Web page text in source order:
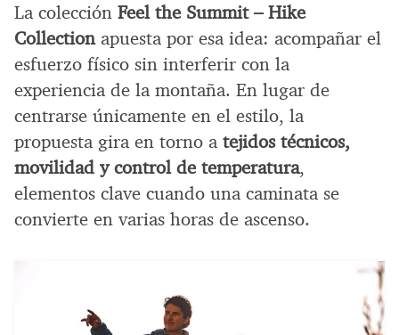
La colección Feel the Summit – Hike
Collectionapuesta por esa idea: acompañar el
esfuerzo físico sin interferir con la
experiencia de la montaña. En lugar de
centrarse únicamente en el estilo, la
propuesta gira en torno a tejidos técnicos,
movilidad y control de temperatura,
elementos clave cuando una caminata se
convierte en varias horas de ascenso.